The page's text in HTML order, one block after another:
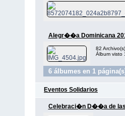
Alegr��a Dominicana
82
Álbum visto
6 álbumes en 1
Eventos Solidarios
Celebraci�n D��a de las